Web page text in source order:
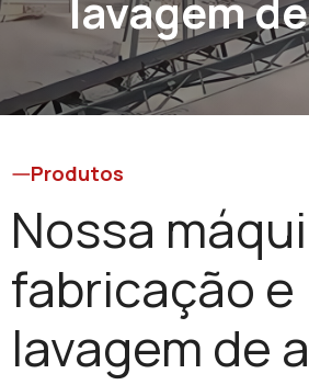
Produtos
Nossa
fabricação e
lavagem de